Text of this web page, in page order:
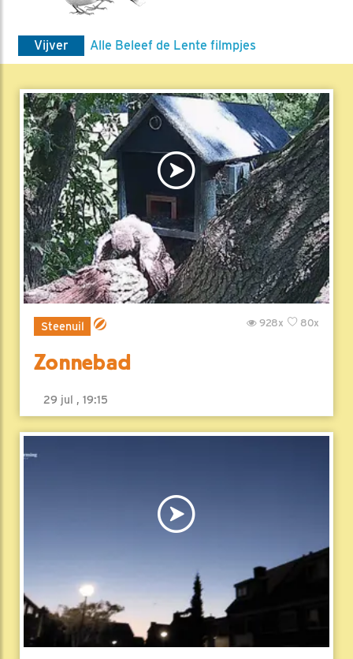
Vijver Alle Beleef de Lente filmpjes
Steenuil 80x
928x
Zonnebad
29 jul , 19:15